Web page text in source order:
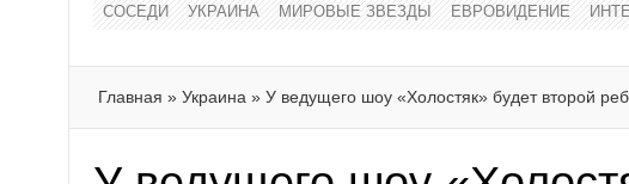
СОСЕДИ УКРАИНА МИРОВЫЕ ЗВЕЗДЫ ЕВРОВИДЕНИЕ
Главная » Украина » У ведущего шоу «Холостяк» будет второй